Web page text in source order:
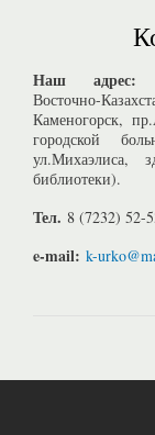
Наш адрес:
Восточно-
Каменогорск,
городской
ул.Михаэлиса,
библиотеки).
Тел. 8 (7232) 52-
e-mail: k-